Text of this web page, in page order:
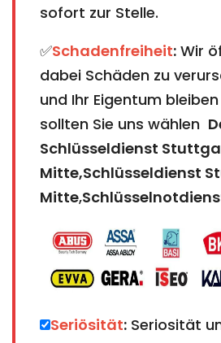
sofort zur Stelle.
✅Schadenfreiheit: Wir
dabei Schäden zu
und Ihr Eigentum
sollten Sie uns wählen
Schlüsseldienst
Mitte,Schlüsseldienst
Mitte,
Seriösität: Seriosität